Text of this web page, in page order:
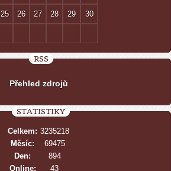
25 26 27 28 29 30
RSS
Přehled zdrojů
STATISTIKY
Online: 43
Celkem: 3235218
Měsíc:
69475
Den:
894